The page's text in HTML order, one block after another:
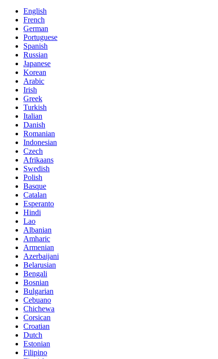
English
French
German
Portuguese
Spanish
Russian
Japanese
Korean
Arabic
Irish
Greek
Turkish
Italian
Danish
Romanian
Indonesian
Czech
Afrikaans
Swedish
Polish
Basque
Catalan
Esperanto
Hindi
Lao
Albanian
Amharic
Armenian
Azerbaijani
Belarusian
Bengali
Bosnian
Bulgarian
Cebuano
Chichewa
Corsican
Croatian
Dutch
Estonian
Filipino